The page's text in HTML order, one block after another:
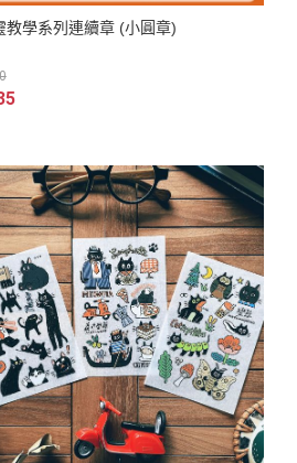
教學系列連續章 (小圓章)